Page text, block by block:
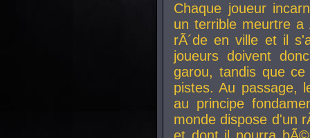
Chaque joueur
un terrible meurtre
rÃ´de en ville et il
joueurs doivent
garou, tandis que
pistes. Au passage,
au principe
monde dispose d'un